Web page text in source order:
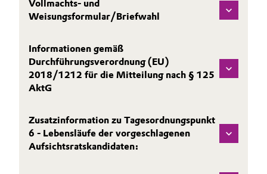
Plastics & Rubber
Pulp, Paper & Packaging
Textiles, Leather & Nonwovens
Vollmachts- und
Weisungsformular/Briefwahl
Informationen gemäß
Durchführungsverordnung (EU)
2018/1212 für die Mitteilung nach § 125
AktG
Zusatzinformation zu Tagesordnungspunkt
6 - Lebensläufe der vorgeschlagenen
Aufsichtsratskandidaten: